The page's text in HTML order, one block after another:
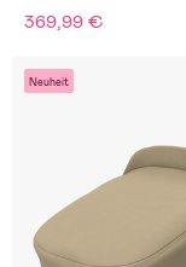
369,99 €
Neuheit